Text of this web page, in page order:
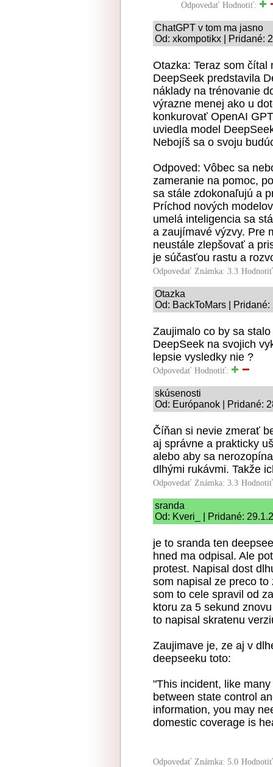
Odpovedať Hodnotiť:
ChatGPT v tom ma jasno
Od: xkompotikx | Pridané:
Otazka: Teraz som
DeepSeek predstavila
náklady na trénovanie
výrazne menej ako u
konkurovať OpenAI
uviedla model
Nebojíš sa o svoju
Odpoved: Vôbec sa
zameranie na pomoc,
sa stále zdokonaľujú a
Príchod nových
umelá inteligencia sa
a zaujímavé výzvy. Pre
neustále zlepšovať a
je súčasťou rastu a
Odpovedať Známka: 3.3
Otazka
Od: BackToMars |
Zaujimalo co by sa
DeepSeek na svojich
lepsie vysledky nie ?
Odpovedať Hodnotiť:
skúsenosti
Od: Európanok | Pridané:
Číňan si nevie zmerať
aj správne a prakticky
alebo aby sa
dlhými rukávmi. Takže
Odpovedať Známka: 3.3
sranda
Od: Kveri_ | Pridané:
je to sranda ten
hned ma odpisal. Ale
protest. Napisal dost
som napisal ze preco
som to cele spravil od
ktoru za 5 sekund
to napisal skratenu
Zaujimave je, ze aj v
deepseeku toto:
"This incident, like
between state control
information, you may
domestic coverage is
Odpovedať Známka: 5.0